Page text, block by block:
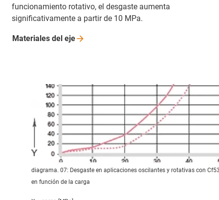
funcionamiento rotativo, el desgaste aumenta
significativamente a partir de 10 MPa.
Materiales del eje
diagrama. 07: Desgaste en aplicaciones oscilantes y rotativas con
en función de la carga